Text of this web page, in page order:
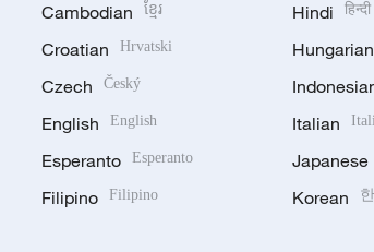
Cambodian ខ្មែរ
Croatian Hrvatski
Czech Český
English English
Esperanto Esperanto
Filipino Filipino
Hindi हिन्दी
Hungarian
Italian
Japanese
Korean